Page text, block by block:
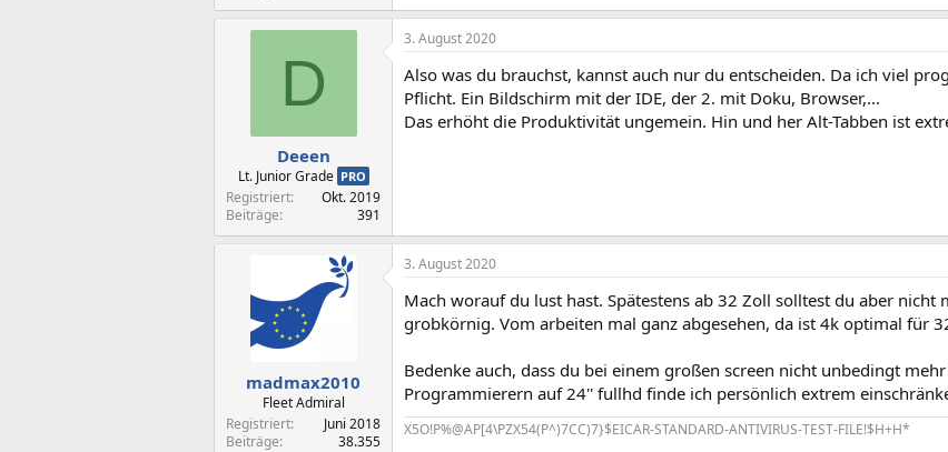
D
Deeen
Lt. Junior Grade PRO
Registriert
Okt. 2019
Beiträge
391
3. August 2020
Also was du brauchst, kannst auch nur du entscheiden. Da ich viel
Pflicht. Ein Bildschirm mit der IDE, der 2. mit Doku, Browser,...
Das erhöht die Produktivität ungemein. Hin und her Alt-Tabben ist
madmax2010
Fleet Admiral
Registriert
Juni 2018
Beiträge
38.355
3. August 2020
Mach worauf du lust hast. Spätestens ab 32 Zoll solltest du aber nicht
grobkörnig. Vom arbeiten mal ganz abgesehen, da ist 4k optimal für
Bedenke auch, dass du bei einem großen screen nicht unbedingt
Programmierern auf 24'' fullhd finde ich persönlich extrem
X5O!P%@AP[4\PZX54(P^)7CC)7}$EICAR-STANDARD-ANTIVIRUS-TEST-FILE!$H+H*